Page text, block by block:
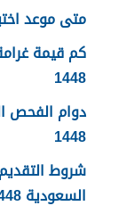
متى موعد اختبار
1448
دوام الفحص
1448
شروط
السعودية 1448